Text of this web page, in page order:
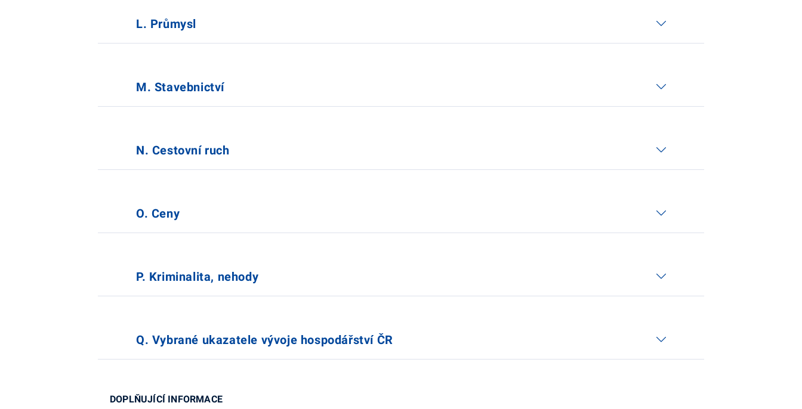
L. Průmysl
M. Stavebnictví
N. Cestovní ruch
O. Ceny
P. Kriminalita, nehody
Q. Vybrané ukazatele vývoje hospodářství ČR
DOPLŇUJÍCÍ INFORMACE